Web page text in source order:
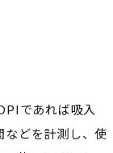
であれば吸入
どを計測し、使